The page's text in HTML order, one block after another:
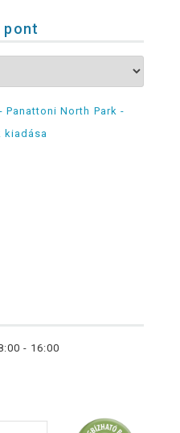
pont
Panattoni North Park -
kiadása
- 16:00